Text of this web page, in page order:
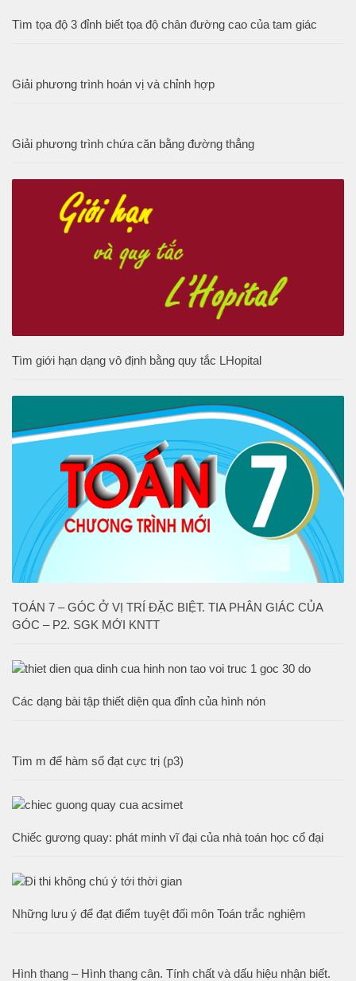
Tìm tọa độ 3 đỉnh biết tọa độ chân đường cao của tam giác
Giải phương trình hoán vị và chỉnh hợp
Giải phương trình chứa căn bằng đường thẳng
Tìm giới hạn dạng vô định bằng quy tắc LHopital
TOÁN 7 – GÓC Ở VỊ TRÍ ĐẶC BIỆT. TIA PHÂN GIÁC CỦA
GÓC – P2. SGK MỚI KNTT
Các dạng bài tập thiết diện qua đỉnh của hình nón
Tìm m để hàm số đạt cực trị (p3)
Chiếc gương quay: phát minh vĩ đại của nhà toán học cổ đại
Những lưu ý để đạt điểm tuyệt đối môn Toán trắc nghiệm
Hình thang – Hình thang cân. Tính chất và dấu hiệu nhận biết.